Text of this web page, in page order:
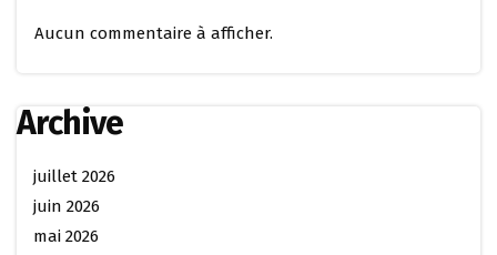
Aucun commentaire à afficher.
Archive
juillet 2026
juin 2026
mai 2026